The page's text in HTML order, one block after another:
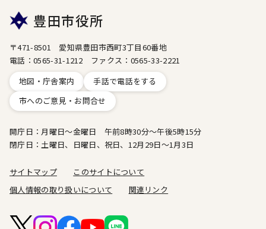
豊田市役所
〒471-8501 愛知県豊田市西町3丁目60番地
電話：0565-31-1212 ファクス：0565-33-2221
地図・庁舎案内
手話で電話をする
市へのご意見・お問合せ
開庁日：月曜日～金曜日 午前8時30分～午後5時15分
閉庁日：土曜日、日曜日、祝日、12月29日～1月3日
サイトマップ
このサイトについて
個人情報の取り扱いについて
関連リンク